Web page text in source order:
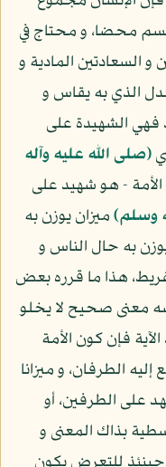
محضا، و محتاج في
السعادتين المادية و
الذي به يقاس و
فهي الشهيدة على
(صلى الله عليه وآله
- هو شهيد على
وسلم)ميزان يوزن به
به حال الناس و
هذا ما قرره بعض
معنى صحيح لا يخلو
فإن كون الأمة
الطرفان، و ميزانا
على الطرفين، أو
بذاك المعنى و